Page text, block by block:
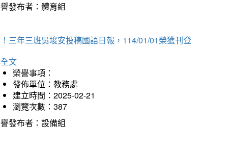
發布者：體育組
三年三班吳埈安投稿國語日報，114/01/01榮獲刊登
文
榮譽事項：
發佈單位：教務處
建立時間：2025-02-21
瀏覽次數：387
發布者：設備組